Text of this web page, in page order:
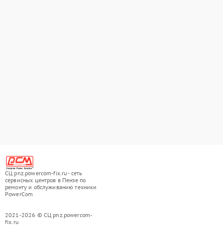
СЦ pnz.powercom-fix.ru - сеть
сервисных центров в Пензе по
ремонту и обслуживанию техники
PowerCom
2021-2026 © СЦ pnz.powercom-
fix.ru